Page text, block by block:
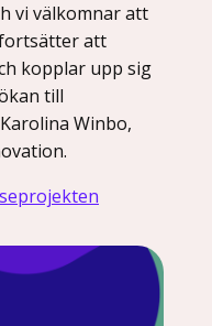
vi välkomnar att
att
kopplar upp sig
till
Winbo,